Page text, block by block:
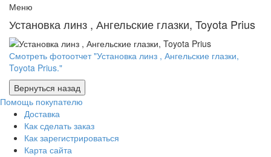
Меню
Установка линз , Ангельские глазки, Toyota Prius
Смотреть фотоотчет "Установка линз , Ангельские глазки,
Toyota Prius."
Помощь покупателю
Доставка
Как сделать заказ
Как зарегистрироваться
Карта сайта